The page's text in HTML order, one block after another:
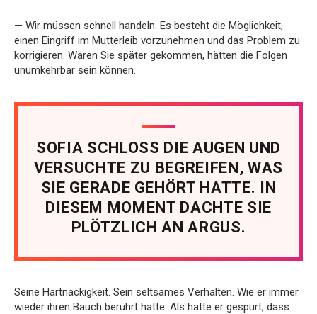
— Wir müssen schnell handeln. Es besteht die Möglichkeit,
einen Eingriff im Mutterleib vorzunehmen und das Problem zu
korrigieren. Wären Sie später gekommen, hätten die Folgen
unumkehrbar sein können.
SOFIA SCHLOSS DIE AUGEN UND
VERSUCHTE ZU BEGREIFEN, WAS
SIE GERADE GEHÖRT HATTE. IN
DIESEM MOMENT DACHTE SIE
PLÖTZLICH AN ARGUS.
Seine Hartnäckigkeit. Sein seltsames Verhalten. Wie er immer
wieder ihren Bauch berührt hatte. Als hätte er gespürt, dass